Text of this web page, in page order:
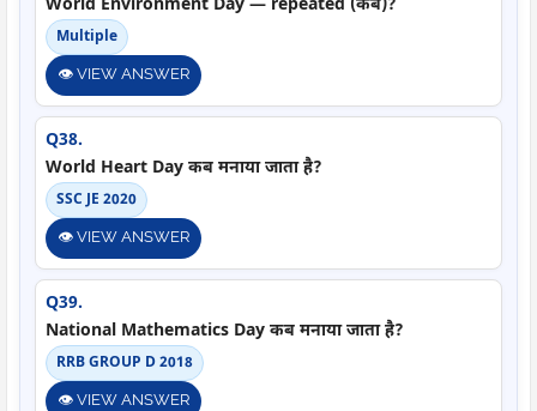
World Environment Day — repeated (कब)?
Multiple
👁️ VIEW ANSWER
Q38.
World Heart Day कब मनाया जाता है?
SSC JE 2020
👁️ VIEW ANSWER
Q39.
National Mathematics Day कब मनाया जाता है?
RRB GROUP D 2018
👁️ VIEW ANSWER